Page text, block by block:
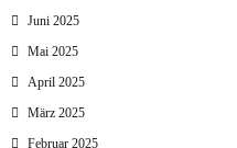
Juni 2025
Mai 2025
April 2025
März 2025
Februar 2025